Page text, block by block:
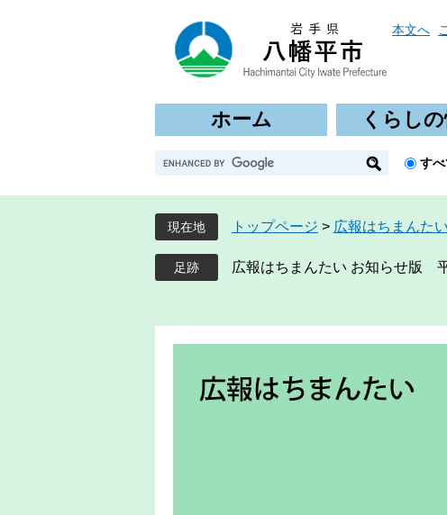
本文へ
ホーム くらし
G
o
g
l
e
カ
すべ
現在地 トップページ > 広報はちまんたい
広報はちまんたい お知らせ版